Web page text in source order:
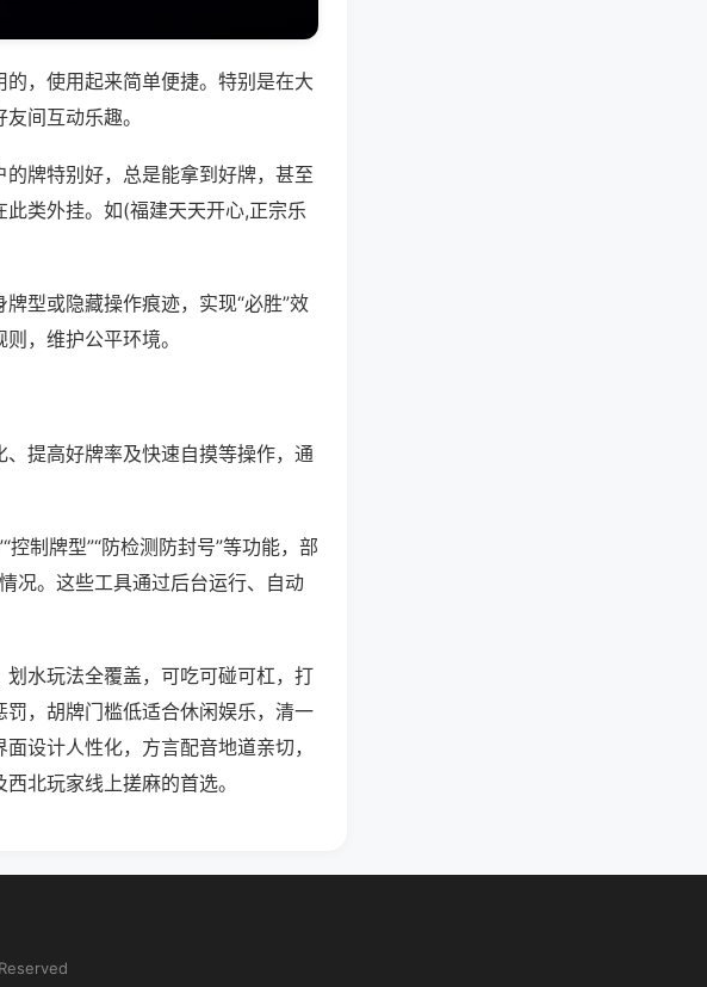
，使用起来简单便捷。特别是在大
间互动乐趣。
牌特别好，总是能拿到好牌，甚至
类外挂。如(福建天天开心,正宗乐
型或隐藏操作痕迹，实现“必胜”效
，维护公平环境。
提高好牌率及快速自摸等操作，通
制牌型”“防检测防封号”等功能，部
况。这些工具通过后台运行、自动
水玩法全覆盖，可吃可碰可杠，打
，胡牌门槛低适合休闲娱乐，清一
设计人性化，方言配音地道亲切，
北玩家线上搓麻的首选。